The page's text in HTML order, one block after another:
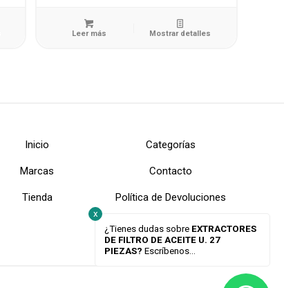
Leer más Mostrar detalles
Inicio Categorías
Marcas Contacto
Tienda Política de Devoluciones
x
¿Tienes dudas sobre EXTRACTORES
DE FILTRO DE ACEITE U. 27
PIEZAS? Escríbenos...